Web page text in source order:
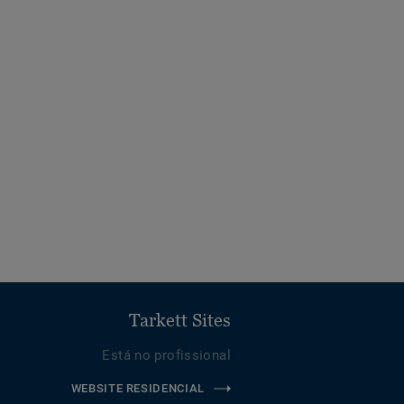
Tarkett Sites
Está no profissional
WEBSITE RESIDENCIAL